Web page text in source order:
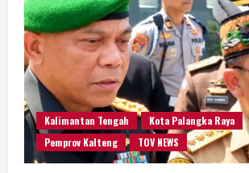
Kalimantan Tengah
Kota Palangka Raya
Pemprov Kalteng
TOV NEWS